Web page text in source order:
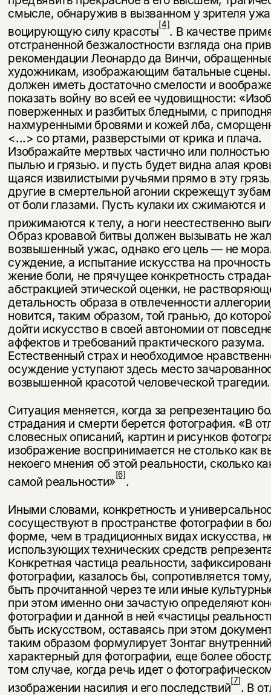
смысле, обнаружив в вызванном у зрителя
воцирующую силу красоты[4]. В качестве
отстраненной безжа­лостности взгляда она
рекомендации Леонардо да Винчи,
художникам, изображающим батальные
должен иметь достаточно смелости и
показать войну во всей ее чудовищности:
поверженных и разбитых бледными, с
нахмуренными бровями и кожей лба,
<...> со ртами, разверстыми от крика и плача.
Изображайте мертвых частично или
пылью и грязью. и пусть будет видна алая
щаяся извилистыми ручьями прямо в эту
другие в смертельной агонии скрежещут
от боли глазами. Пусть кулаки их сжи­маются и
прижимаются к телу, а ноги неестественно
Образ кро­вавой битвы должен вызывать не
возвышенный ужас, однако его цель — не
суждение, а испытание искусства на
жение боли, не прячущее конкретность
абстракцией этической оценки, не
детальность образа в отвлеченности
новится, таким образом, той гранью, до
дойти искусство в своей автономии от
аффектов и требований практического ра­зума.
Естественный страх и необходимое
осуждение уступают здесь место
возвышенной красотой человеческой трагедии.
Ситуация меняется, когда за репрезентацию
страдания и смерти бе­рется фотография. «В
словесных описаний, картин и рисунков
изображение воспринимается не столько как
некоего мнения об этой реальности, сколько
самой реальности»[6].
Иными словами, конкретность и
сосуществуют в простран­стве фотографии в
форме, чем в традиционных видах искусства,
использующих технических средств
Конкретная частица реальности,
фотографии, казалось бы, сопротивляется
быть прочитанной через те или иные
при этом именно они зачастую определяют
фотографии и данной в ней «частицы
быть искусством, оставаясь при этом
таким образом формулирует Зонтаг
харак­терный для фотографии, еще более
том случае, когда речь идет о
изображении насилия и его последствий[7]. В